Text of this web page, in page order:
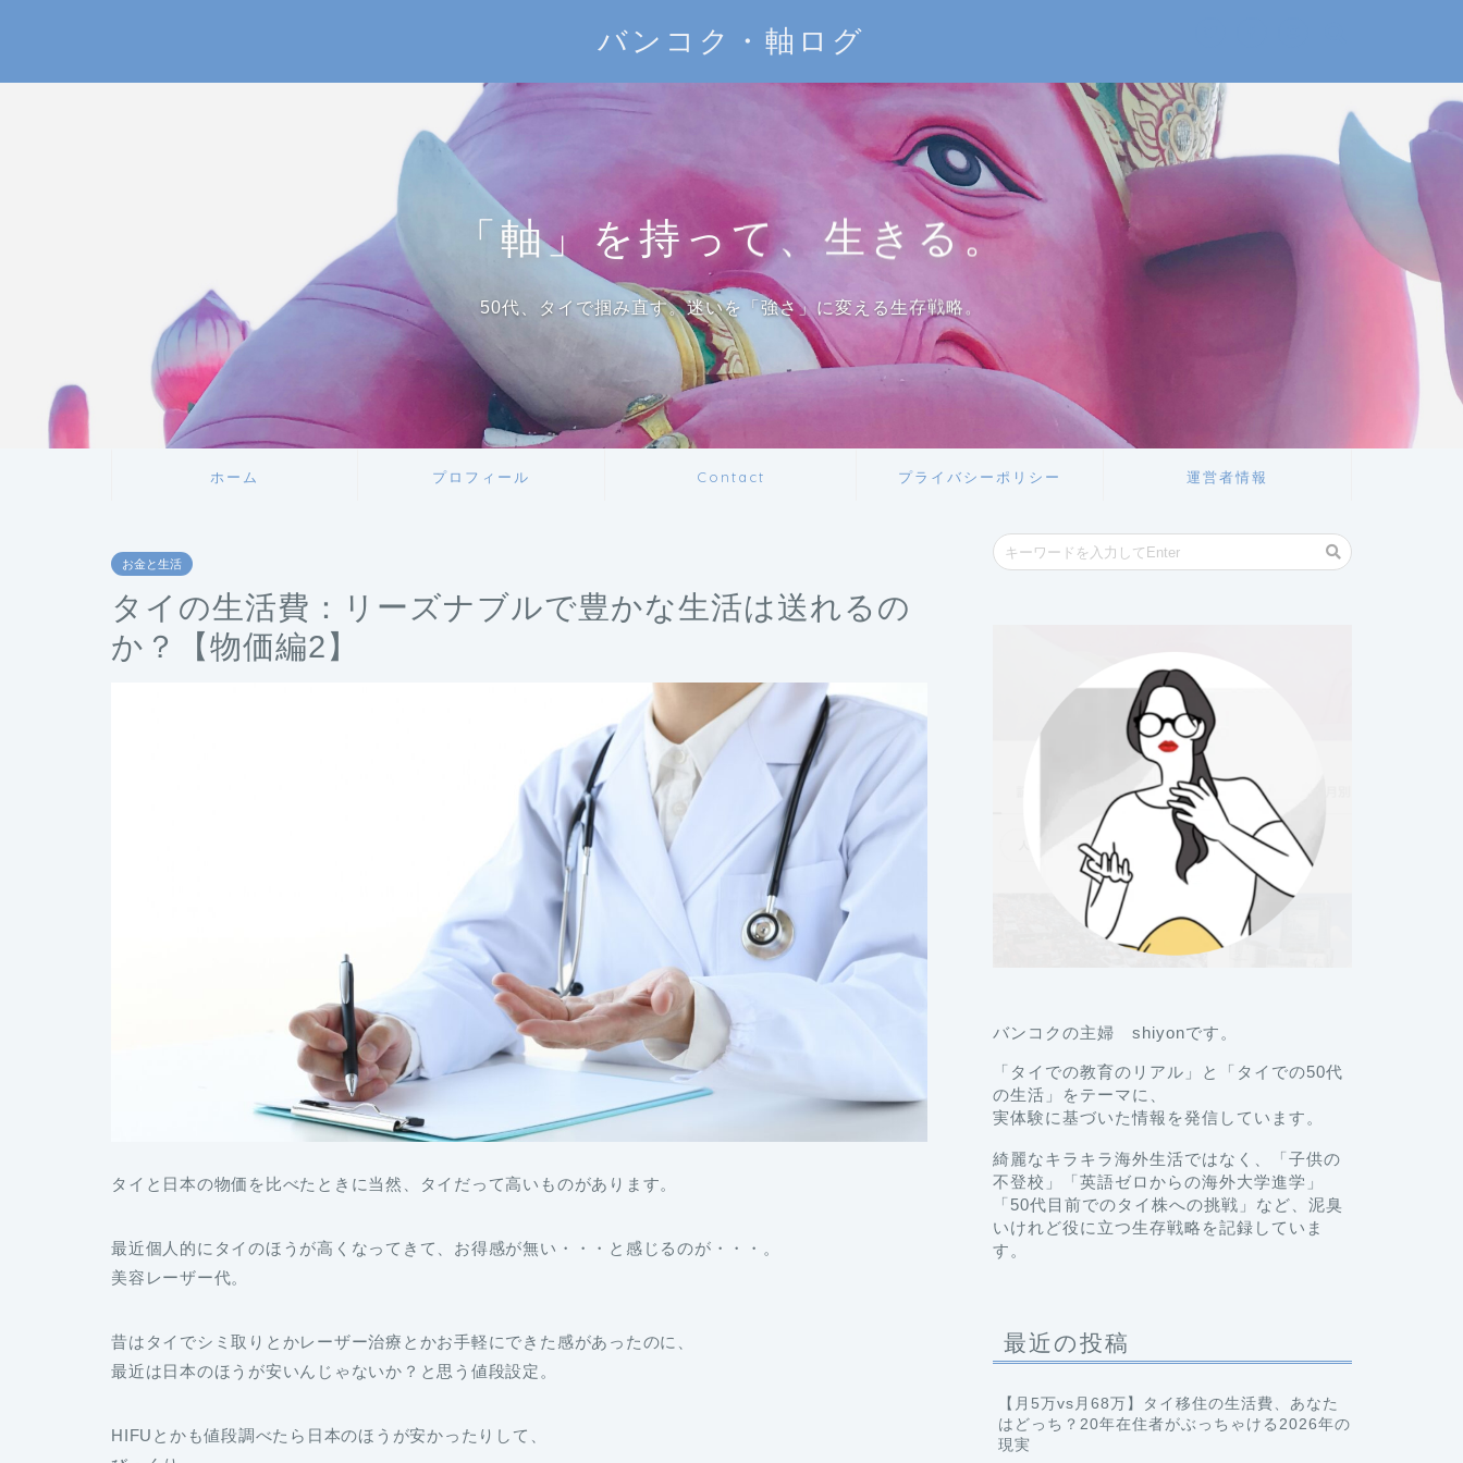
バンコク・軸ログ
「軸」を持って、生きる。
50代、タイで掴み直す。迷いを「強さ」に変える生存戦略。
ホーム プロフィール Contact プライバシーポリシー 運営者情報
お金と生活
タイの生活費：リーズナブルで豊かな生活は送れるの
か？【物価編2】
タイと日本の物価を比べたときに当然、タイだって高いものがあります。
最近個人的にタイのほうが高くなってきて、お得感が無い・・・と感じるのが・・・。
美容レーザー代。
昔はタイでシミ取りとかレーザー治療とかお手軽にできた感があったのに、
最近は日本のほうが安いんじゃないか？と思う値段設定。
HIFUとかも値段調べたら日本のほうが安かったりして、
バンコクの主婦 shiyonです。
「タイでの教育のリアル」と「タイでの50代
の生活」をテーマに、
実体験に基づいた情報を発信しています。
綺麗なキラキラ海外生活ではなく、「子供の
不登校」「英語ゼロからの海外大学進学」
「50代目前でのタイ株への挑戦」など、泥臭
いけれど役に立つ生存戦略を記録していま
す。
最近の投稿
【月5万vs月68万】タイ移住の生活費、あなた
はどっち？20年在住者がぶっちゃける2026年の
現実